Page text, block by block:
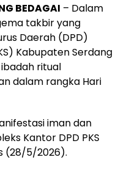
BEDAGAI – Dalam
takbir yang
Daerah (DPD)
Kabupaten Serdang
ritual
dalam rangka Hari
iman dan
Kantor DPD PKS
(28/5/2026).